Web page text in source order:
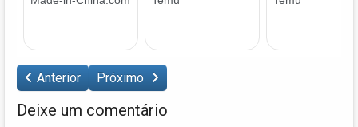
Anterior Próximo
Deixe um comentário